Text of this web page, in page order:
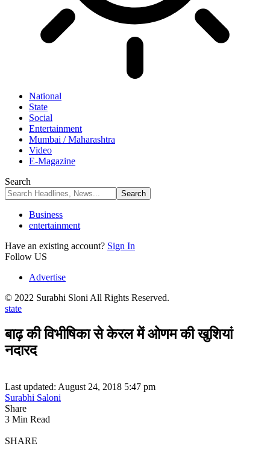
National
State
Social
Entertainment
Mumbai / Maharashtra
Video
E-Magazine
Search
Business
entertainment
Have an existing account? Sign In
Follow US
Advertise
© 2022 Surabhi Sloni All Rights Reserved.
state
बाढ़ की विभीषिका से केरल में ओणम की खुशियां
नदारद
Last updated: August 24, 2018 5:47 pm
Surabhi Saloni
Share
3 Min Read
SHARE